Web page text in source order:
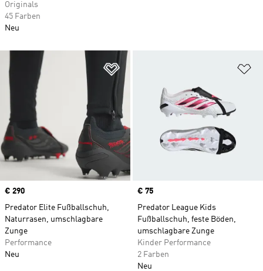
Zur Wunschliste hinzufügen
Price
€ 290
Predator Elite Fußballschuh,
Naturrasen, umschlagbare
Zunge
Performance
Neu
Price
€ 75
Predator League Kids
Fußballschuh, feste Böden,
umschlagbare Zunge
Kinder Performance
2 Farben
Neu
Originals
45 Farben
Neu